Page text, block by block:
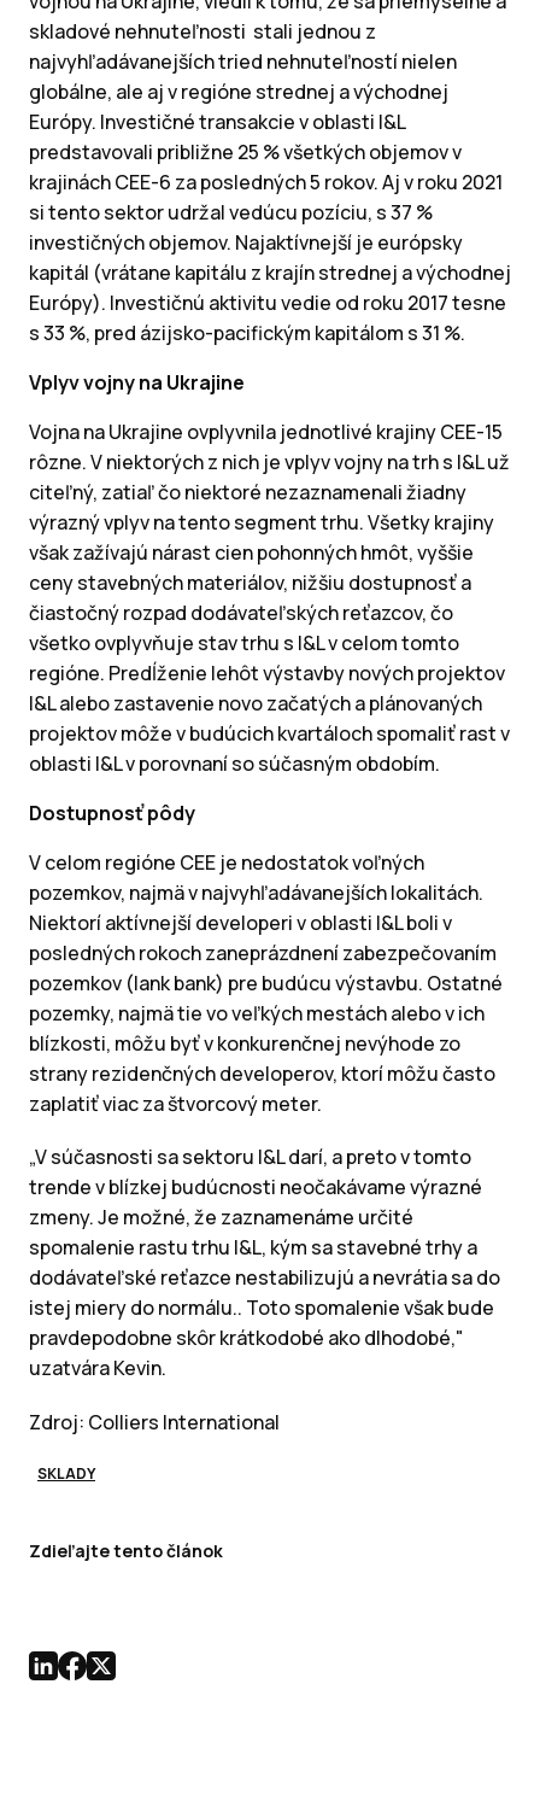
skladové nehnuteľnosti stali jednou z
najvyhľadávanejších tried nehnuteľností nielen
globálne, ale aj v regióne strednej a východnej
Európy. Investičné transakcie v oblasti I&L
predstavovali približne 25 % všetkých objemov v
krajinách CEE-6 za posledných 5 rokov. Aj v roku 2021
si tento sektor udržal vedúcu pozíciu, s 37 %
investičných objemov. Najaktívnejší je európsky
kapitál (vrátane kapitálu z krajín strednej a východnej
Európy). Investičnú aktivitu vedie od roku 2017 tesne
s 33 %, pred ázijsko-pacifickým kapitálom s 31 %.
Vplyv vojny na Ukrajine
Vojna na Ukrajine ovplyvnila jednotlivé krajiny CEE-15
rôzne. V niektorých z nich je vplyv vojny na trh s I&L už
citeľný, zatiaľ čo niektoré nezaznamenali žiadny
výrazný vplyv na tento segment trhu. Všetky krajiny
však zažívajú nárast cien pohonných hmôt, vyššie
ceny stavebných materiálov, nižšiu dostupnosť a
čiastočný rozpad dodávateľských reťazcov, čo
všetko ovplyvňuje stav trhu s I&L v celom tomto
regióne. Predĺženie lehôt výstavby nových projektov
I&L alebo zastavenie novo začatých a plánovaných
projektov môže v budúcich kvartáloch spomaliť rast v
oblasti I&L v porovnaní so súčasným obdobím.
Dostupnosť pôdy
V celom regióne CEE je nedostatok voľných
pozemkov, najmä v najvyhľadávanejších lokalitách.
Niektorí aktívnejší developeri v oblasti I&L boli v
posledných rokoch zaneprázdnení zabezpečovaním
pozemkov (lank bank) pre budúcu výstavbu. Ostatné
pozemky, najmä tie vo veľkých mestách alebo v ich
blízkosti, môžu byť v konkurenčnej nevýhode zo
strany rezidenčných developerov, ktorí môžu často
zaplatiť viac za štvorcový meter.
„V súčasnosti sa sektoru I&L darí, a preto v tomto
trende v blízkej budúcnosti neočakávame výrazné
zmeny. Je možné, že zaznamenáme určité
spomalenie rastu trhu I&L, kým sa stavebné trhy a
dodávateľské reťazce nestabilizujú a nevrátia sa do
istej miery do normálu.. Toto spomalenie však bude
pravdepodobne skôr krátkodobé ako dlhodobé,"
uzatvára Kevin.
Zdroj: Colliers International
SKLADY
Zdieľajte tento článok